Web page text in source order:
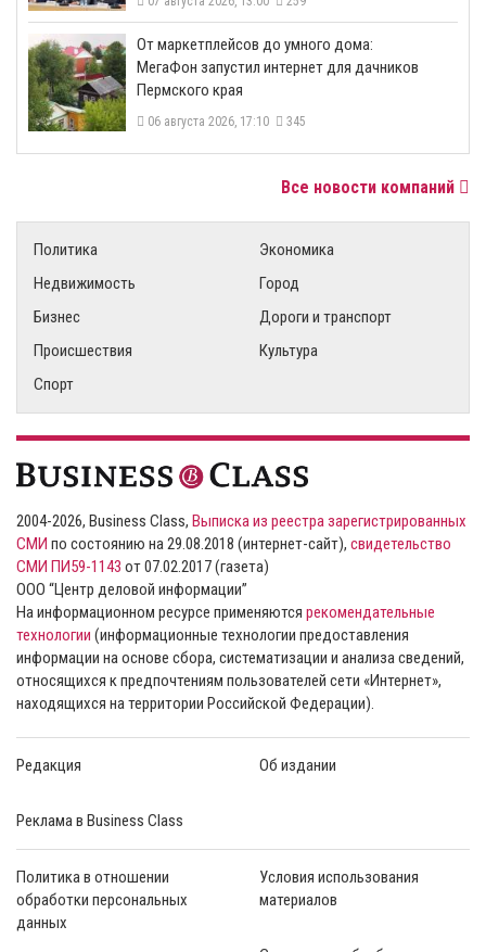
От маркетплейсов до умного дома:
МегаФон запустил интернет для дачников
Пермского края
06 августа 2026, 17:10 345
Все новости компаний
Политика
Экономика
Недвижимость
Город
Бизнес
Дороги и транспорт
Происшествия
Культура
Спорт
2004-2026, Business Class, Выписка из реестра зарегистрированных
СМИ по состоянию на 29.08.2018 (интернет-сайт), свидетельство
СМИ ПИ59-1143 от 07.02.2017 (газета)
ООО “Центр деловой информации”
На информационном ресурсе применяются рекомендательные
технологии (информационные технологии предоставления
информации на основе сбора, систематизации и анализа сведений,
относящихся к предпочтениям пользователей сети «Интернет»,
находящихся на территории Российской Федерации).
Редакция Об издании
Реклама в Business Class
Политика в отношении
обработки персональных
данных
Условия использования
материалов